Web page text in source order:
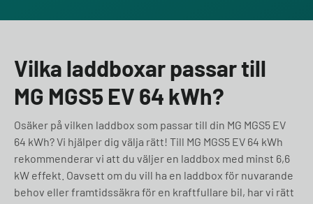
Vilka laddboxar passar till
MG MGS5 EV 64 kWh?
Osäker på vilken laddbox som passar till din MG MGS5 EV
64 kWh? Vi hjälper dig välja rätt! Till MG MGS5 EV 64 kWh
rekommenderar vi att du väljer en laddbox med minst 6,6
kW effekt. Oavsett om du vill ha en laddbox för nuvarande
behov eller framtidssäkra för en kraftfullare bil, har vi rätt